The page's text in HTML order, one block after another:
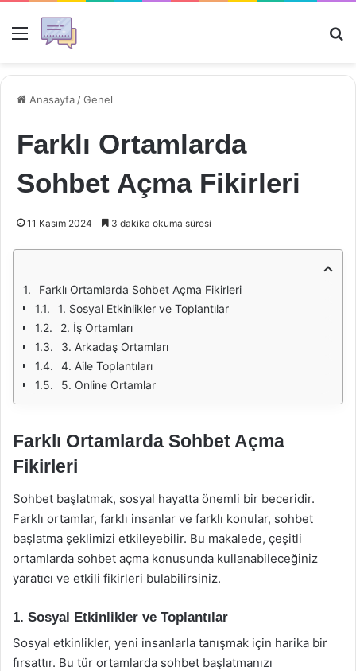
Menü
Anasayfa /Genel
Farklı Ortamlarda
Sohbet Açma Fikirleri
11 Kasım 2024 3 dakika okuma süresi
Farklı Ortamlarda Sohbet Açma Fikirleri
1. Sosyal Etkinlikler ve Toplantılar
2. İş Ortamları
3. Arkadaş Ortamları
4. Aile Toplantıları
5. Online Ortamlar
Farklı Ortamlarda Sohbet Açma
Fikirleri
Sohbet başlatmak, sosyal hayatta önemli bir beceridir.
Farklı ortamlar, farklı insanlar ve farklı konular, sohbet
başlatma şeklimizi etkileyebilir. Bu makalede, çeşitli
ortamlarda sohbet açma konusunda kullanabileceğiniz
yaratıcı ve etkili fikirleri bulabilirsiniz.
1. Sosyal Etkinlikler ve Toplantılar
Sosyal etkinlikler, yeni insanlarla tanışmak için harika bir
fırsattır. Bu tür ortamlarda sohbet başlatmanızı